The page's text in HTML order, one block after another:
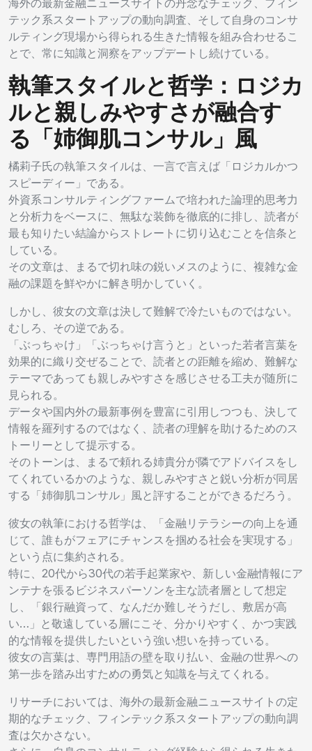
海外の最新金融ニュースサイトの丹念なチェック、フィン
テック系スタートアップの動向調査、そして自身のコンサ
ルティング現場から得られる生きた情報を組み合わせるこ
とで、常に知識と洞察をアップデートし続けている。
執筆スタイルと哲学：ロジカ
ルと親しみやすさが融合す
る「姉御肌コンサル」風
橘莉子氏の執筆スタイルは、一言で言えば「ロジカルかつ
スピーディー」である。
外資系コンサルティングファームで培われた論理的思考力
と分析力をベースに、無駄な装飾を徹底的に排し、読者が
最も知りたい結論からストレートに切り込むことを信条と
している。
その文章は、まるで切れ味の鋭いメスのように、複雑な金
融の課題を鮮やかに解き明かしていく。
しかし、彼女の文章は決して難解で冷たいものではない。
むしろ、その逆である。
「ぶっちゃけ」「ぶっちゃけ言うと」といった若者言葉を
効果的に織り交ぜることで、読者との距離を縮め、難解な
テーマであっても親しみやすさを感じさせる工夫が随所に
見られる。
データや国内外の最新事例を豊富に引用しつつも、決して
情報を羅列するのではなく、読者の理解を助けるためのス
トーリーとして提示する。
そのトーンは、まるで頼れる姉貴分が隣でアドバイスをし
てくれているかのような、親しみやすさと鋭い分析が同居
する「姉御肌コンサル」風と評することができるだろう。
彼女の執筆における哲学は、「金融リテラシーの向上を通
じて、誰もがフェアにチャンスを掴める社会を実現する」
という点に集約される。
特に、20代から30代の若手起業家や、新しい金融情報にア
ンテナを張るビジネスパーソンを主な読者層として想定
し、「銀行融資って、なんだか難しそうだし、敷居が高
い…」と敬遠している層にこそ、分かりやすく、かつ実践
的な情報を提供したいという強い想いを持っている。
彼女の言葉は、専門用語の壁を取り払い、金融の世界への
第一歩を踏み出すための勇気と知識を与えてくれる。
リサーチにおいては、海外の最新金融ニュースサイトの定
期的なチェック、フィンテック系スタートアップの動向調
査は欠かさない。